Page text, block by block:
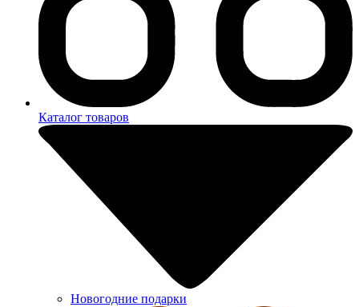
Каталог товаров
Новогодние подарки